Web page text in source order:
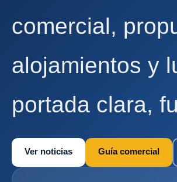
comercial,
alojamientos y
portada clara,
Ver noticias Guía comercial